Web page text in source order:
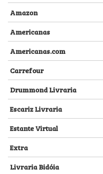
Amazon
Americanas
Americanas.com
Carrefour
Drummond Livraria
Escariz Livraria
Estante Virtual
Extra
Livraria Bidóia